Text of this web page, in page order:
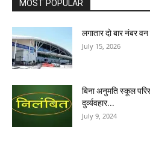
MOST POPULAR
लगातार दो बार नंबर
July 15, 2026
बिना अनुमति स्कूल
दुर्व्यवहार...
July 9, 2024